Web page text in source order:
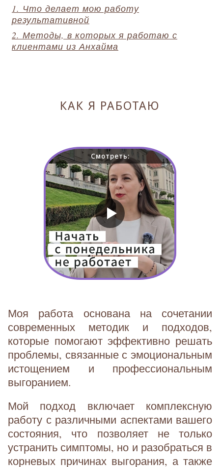
1. Что делает мою работу
результативной
2. Методы, в которых я работаю с
клиентами из Анхайма
КАК Я РАБОТАЮ
Смотреть:
Моя работа основана на сочетании
современных методик и подходов,
которые помогают эффективно решать
проблемы, связанные с эмоциональным
истощением и профессиональным
выгоранием.
Мой подход включает комплексную
работу с различными аспектами вашего
состояния, что позволяет не только
устранить симптомы, но и разобраться в
корневых причинах выгорания, а также